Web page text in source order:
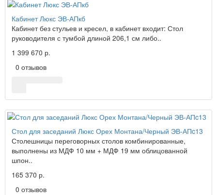
Кабинет Люкс ЭВ-АПкб
Кабинет без стульев и кресел, в кабинет входит: Стол
руководителя с тумбой длиной 206,1 см либо..
1 399 670 р.
0 отзывов
Стол для заседаний Люкс Орех Монтана/Черный ЭВ-АПc13
Столешницы переговорных столов комбинированные,
выполнены из МДФ 10 мм + МДФ 19 мм облицованной
шпон..
165 370 р.
0 отзывов